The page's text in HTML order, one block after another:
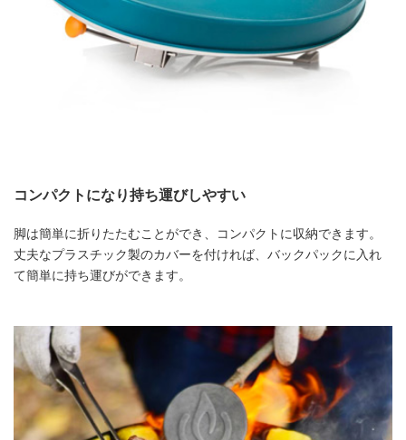
コンパクトになり持ち運びしやすい
脚は簡単に折りたたむことができ、コンパクトに収納できます。
丈夫なプラスチック製のカバーを付ければ、バックパックに入れ
て簡単に持ち運びができます。